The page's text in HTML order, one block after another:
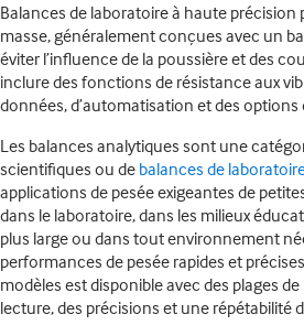
Balances de laboratoire à haute précision
masse, généralement conçues avec un
éviter l’influence de la poussière et des
inclure des fonctions de résistance aux
données, d’automatisation et des options
Les balances analytiques sont une
scientifiques ou de balances de
applications de pesée exigeantes de
dans le laboratoire, dans les milieux
plus large ou dans tout environnement
performances de pesée rapides et
modèles est disponible avec des plages
lecture, des précisions et une répétabilité